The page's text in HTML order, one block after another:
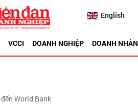
English
VCCI DOANH NGHIỆP DOANH NHÂN
World Bank